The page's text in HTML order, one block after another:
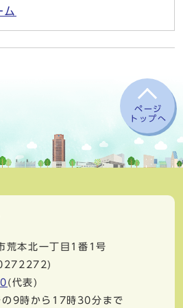
ム
ページ
トップへ
荒本北一丁目1番1号
(代表)
の9時から17時30分まで